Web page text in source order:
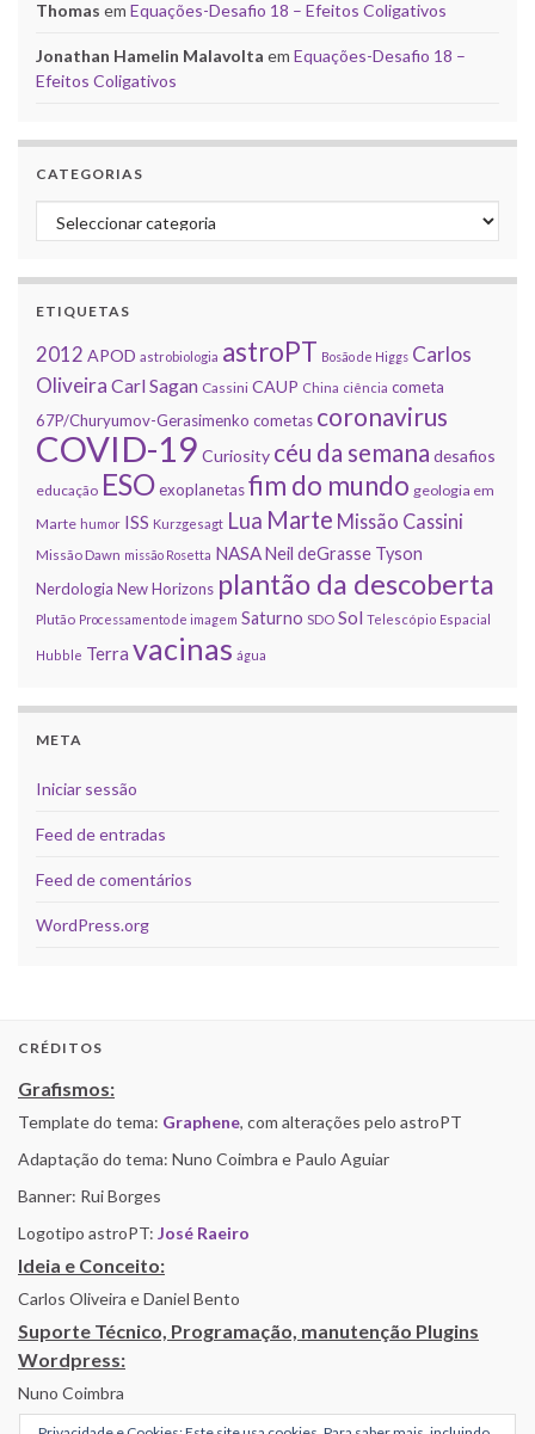
Thomas em Equações-Desafio 18 – Efeitos Coligativos
Jonathan Hamelin Malavolta em Equações-Desafio 18 –
Efeitos Coligativos
CATEGORIAS
Categorias
ETIQUETAS
2012 APOD astrobiologia astroPT Bosão de Higgs Carlos
Oliveira Carl Sagan Cassini CAUP China ciência cometa
67P/Churyumov-Gerasimenko cometas coronavirus
COVID-19 Curiosity céu da semana desafios
educação ESOexoplanetasfim do mundo geologia em
Marte humor ISS Kurzgesagt Lua Marte Missão Cassini
Missão Dawn missão Rosetta NASANeil deGrasse Tyson
Nerdologia New Horizons plantão da descoberta
Plutão Processamento de imagem Saturno SDO Sol Telescópio Espacial
Hubble Terra vacinas água
META
Iniciar sessão
Feed de entradas
Feed de comentários
WordPress.org
CRÉDITOS
Grafismos:
Template do tema: Graphene, com alterações pelo astroPT
Adaptação do tema: Nuno Coimbra e Paulo Aguiar
Banner: Rui Borges
Logotipo astroPT: José Raeiro
Ideia e Conceito:
Carlos Oliveira e Daniel Bento
Suporte Técnico, Programação, manutenção Plugins
Wordpress:
Nuno Coimbra